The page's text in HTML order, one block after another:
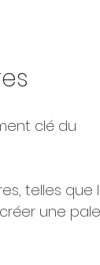
clé du
telles que
une